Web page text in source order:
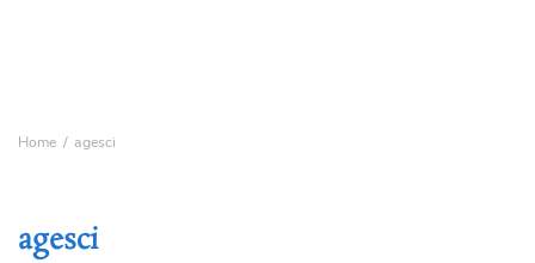
Home agesci
agesci